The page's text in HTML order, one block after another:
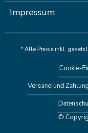
Impressum
* Alle Preise inkl.
Cookie-
Versand und
©